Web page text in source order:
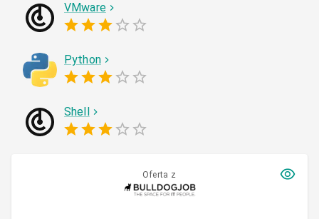
VMware
Python
Shell
Oferta z